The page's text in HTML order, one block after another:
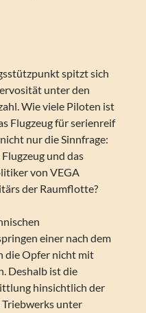
spitzt sich
unter den
Wie viele Piloten ist
Flugzeug für serienreif
nur die Sinnfrage:
und das
von VEGA
der Raumflotte?
einer nach dem
die Opfer nicht mit
Deshalb ist die
hinsichtlich der
Triebwerks unter